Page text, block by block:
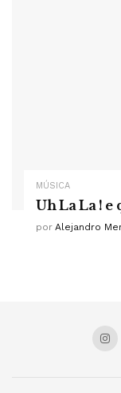
MÚSICA
Uh La La ! e
por Alejandro